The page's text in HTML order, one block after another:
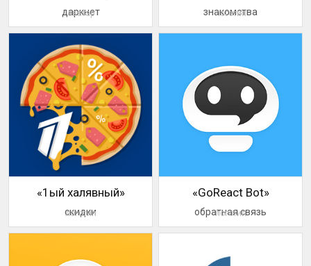
даркнет
аватар знакомства
логотип
«1ый халявный»
скидки
логотип
«GoReact Bot»
обратная связь
логотип